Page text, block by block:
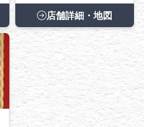
店舗詳細・地図